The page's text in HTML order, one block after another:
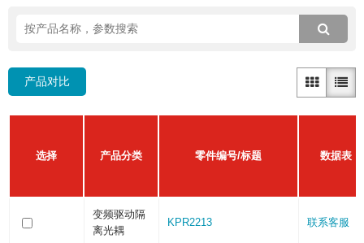
产品对比
选择 产品分类 零件编号/标题 数据表
变频驱动隔
离光耦
KPR2213 联系客服